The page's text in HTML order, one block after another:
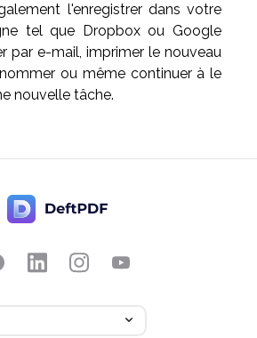
l'enregistrer dans votre
tel que Dropbox ou Google
par e-mail, imprimer le nouveau
ou même continuer à le
nouvelle tâche.